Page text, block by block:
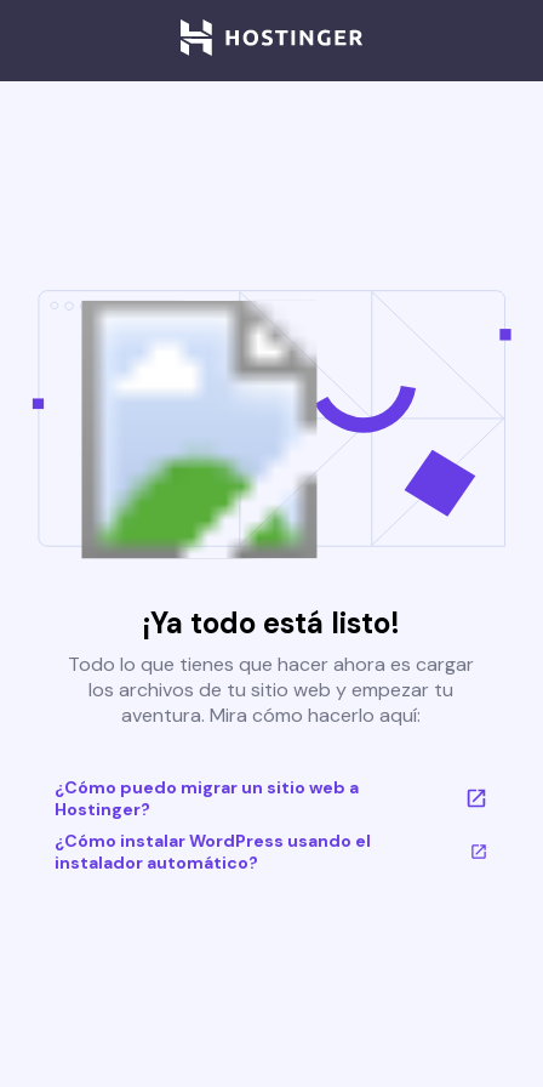
¡Ya todo está listo!
Todo lo que tienes que hacer ahora es cargar
los archivos de tu sitio web y empezar tu
aventura. Mira cómo hacerlo aquí:
¿Cómo puedo migrar un sitio web a
Hostinger?
¿Cómo instalar WordPress usando el
instalador automático?